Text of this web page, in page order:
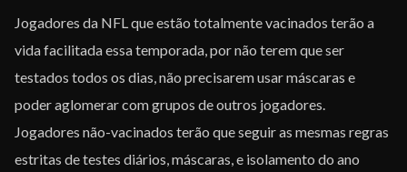
Jogadores da NFL que estão totalmente vacinados terão a
vida facilitada essa temporada, por não terem que ser
testados todos os dias, não precisarem usar máscaras e
poder aglomerar com grupos de outros jogadores.
Jogadores não-vacinados terão que seguir as mesmas regras
estritas de testes diários, máscaras, e isolamento do ano